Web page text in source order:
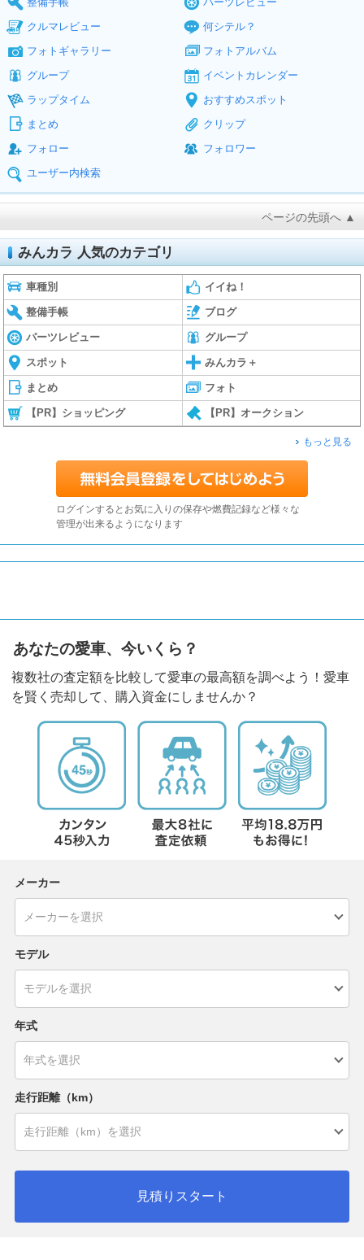
クルマレビュー
何シテル？
フォトギャラリー
フォトアルバム
グループ
イベントカレンダー
ラップタイム
おすすめスポット
まとめ
クリップ
フォロー
フォロワー
ユーザー内検索
ページの先頭へ ▲
みんカラ 人気のカテゴリ
車種別 イイね！
整備手帳 ブログ
パーツレビュー グループ
スポット みんカラ＋
まとめ フォト
【PR】ショッピング 【PR】オークション
もっと見る
ログインするとお気に入りの保存や燃費記録など様々な
管理が出来るようになります
あなたの愛車、今いくら？
複数社の査定額を比較して愛車の最高額を調べよう！愛車
を賢く売却して、購入資金にしませんか？
メーカー
モデル
年式
走行距離（km）
見積りスタート